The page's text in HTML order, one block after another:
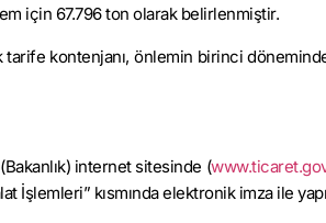
için 67.796 ton olarak belirlenmiştir.
kontenjanı, önlemin birinci
internet sitesinde (
İşlemleri” kısmında elektronik imza ile